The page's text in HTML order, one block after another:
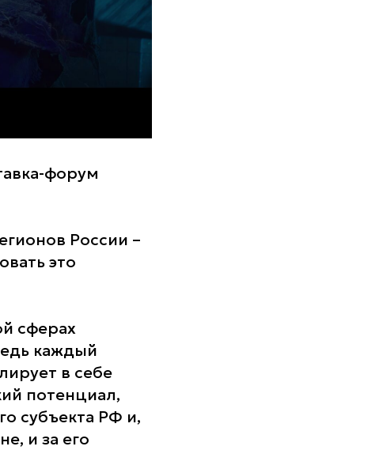
форум
России –
это
сферах
каждый
в себе
потенциал,
субъекта РФ и,
и за его